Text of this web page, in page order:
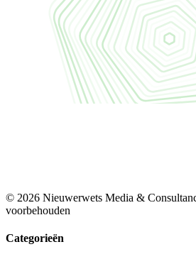
© 2026 Nieuwerwets Media &
voorbehouden
Categorieën